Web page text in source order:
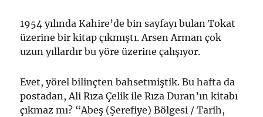
1954 yılında Kahire’de bin sayfayı bulan Tokat
üzerine bir kitap çıkmıştı. Arsen Arman çok
uzun yıllardır bu yöre üzerine çalışıyor.
Evet, yörel bilinçten bahsetmiştik. Bu hafta da
postadan, Ali Rıza Çelik ile Rıza Duran’ın kitabı
çıkmaz mı? “Abeş (Şerefiye) Bölgesi / Tarih,